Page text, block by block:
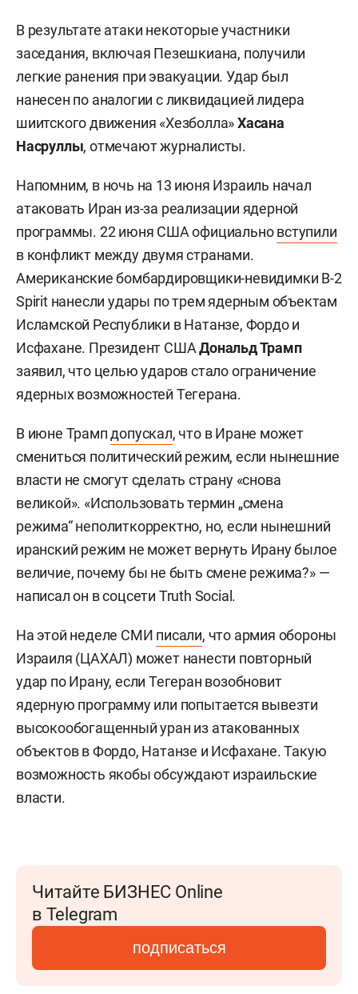
В результате атаки некоторые участники
заседания, включая Пезешкиана, получили
легкие ранения при эвакуации. Удар был
нанесен по аналогии с ликвидацией лидера
шиитского движения «Хезболла»Хасана
Насруллы, отмечают журналисты.
Напомним, в ночь на 13 июня Израиль начал
атаковать Иран из-за реализации ядерной
программы. 22 июня США официальновступили
в конфликт между двумя странами.
Американские бомбардировщики-невидимки B-2
Spirit нанесли удары по трем ядерным объектам
Исламской Республики в Натанзе, Фордо и
Исфахане. Президент СШАДональд Трамп
заявил, что целью ударов стало ограничение
ядерных возможностей Тегерана.
В июне Трампдопускал, что в Иране может
смениться политический режим, если нынешние
власти не смогут сделать страну «снова
великой». «Использовать термин „смена
режима“ неполиткорректно, но, если нынешний
иранский режим не может вернуть Ирану былое
величие, почему бы не быть смене режима?» —
написал он в соцсети Truth Social.
На этой неделе СМИ писали, что армия обороны
Израиля (ЦАХАЛ) может нанести повторный
удар по Ирану, если Тегеран возобновит
ядерную программу или попытается вывезти
высокообогащенный уран из атакованных
объектов в Фордо, Натанзе и Исфахане. Такую
возможность якобы обсуждают израильские
власти.
Читайте БИЗНЕС Online
в Telegram
подписаться